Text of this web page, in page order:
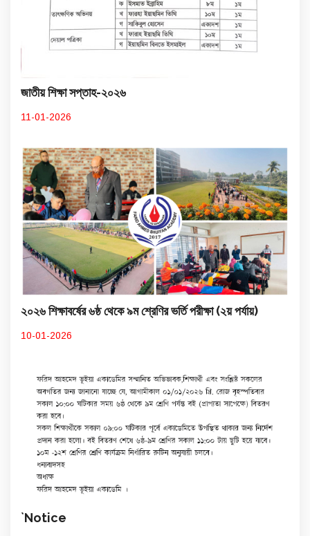
জাতীয় শিক্ষা সপ্তাহ-২০২৬
11-01-2026
২০২৬ শিক্ষাবর্ষের ৬ষ্ঠ থেকে ৯ম শ্রেণির ভর্তি পরীক্ষা (২য় পর্যায়)
10-01-2026
`Notice